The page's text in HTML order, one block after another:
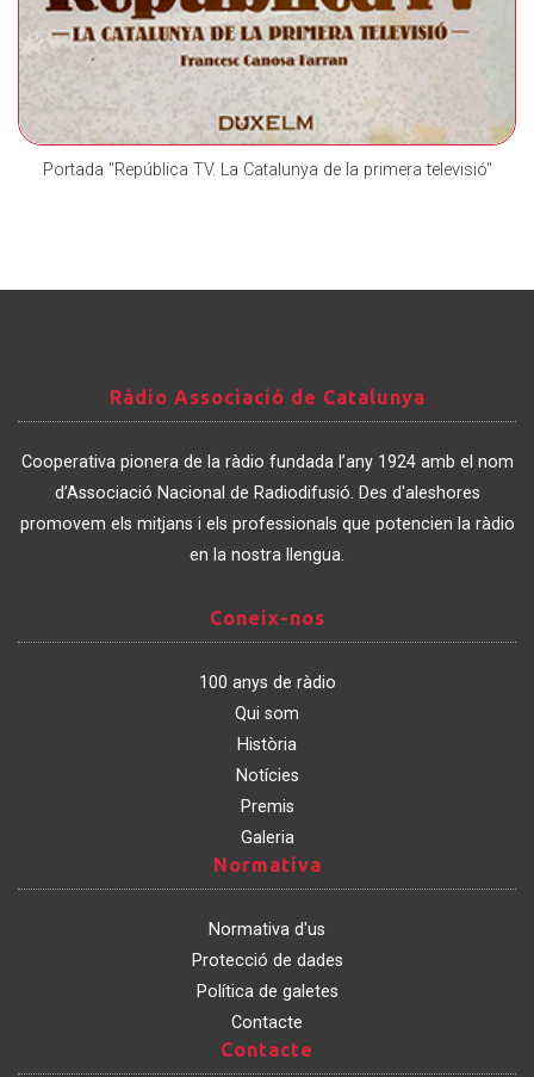
Portada "República TV. La Catalunya de la primera televisió"
Associació
de
Catalunya
Ràdio Associació de Catalunya
Cooperativa pionera de la ràdio fundada l’any 1924 amb el nom
d’Associació Nacional de Radiodifusió. Des d'aleshores
promovem els mitjans i els professionals que potencien la ràdio
en la nostra llengua.
nos
Coneix-nos
100 anys de ràdio
Qui som
Història
Notícies
Premis
Galeria
Normativa
Normativa d'us
Protecció de dades
Política de galetes
Contacte
Contacte